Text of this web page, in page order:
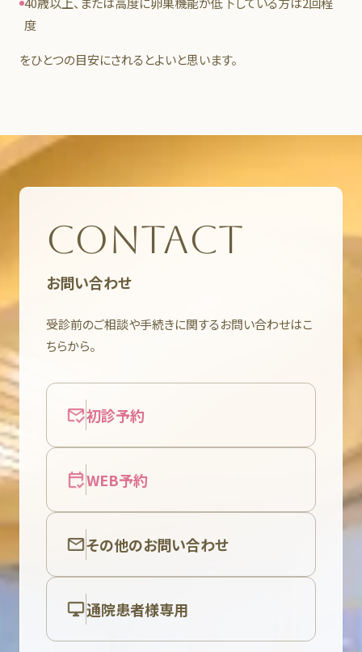
度
をひとつの目安にされるとよいと思います。
CONTACT
お問い合わせ
受診前のご相談や手続きに関するお問い合わせはこ
ちらから。
初診予約
WEB予約
その他のお問い合わせ
通院患者様専用